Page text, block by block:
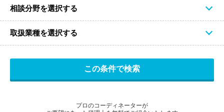
相談分野を選択する
取扱業種を選択する
プロのコーディネーターが